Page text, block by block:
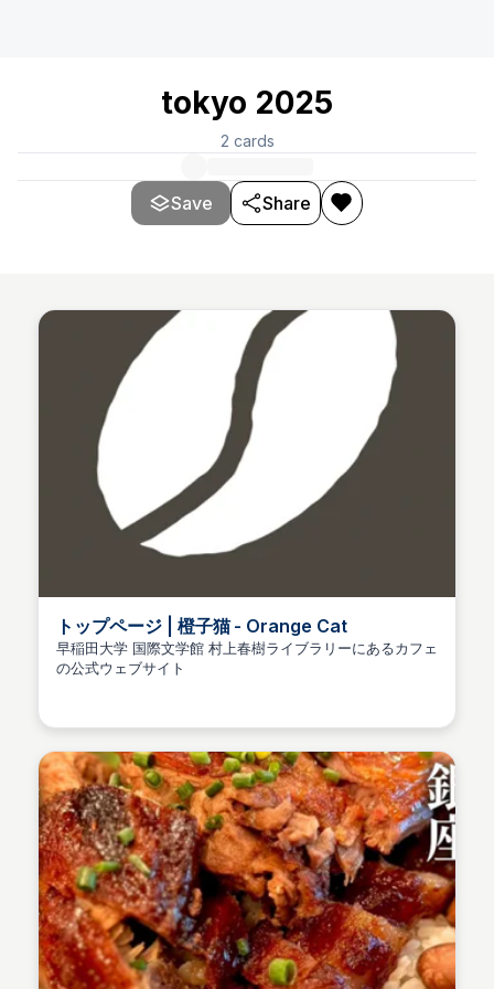
tokyo 2025
2 cards
Save Share
トップページ | 橙子猫 - Orange Cat
早稲田大学 国際文学館 村上春樹ライブラリーにあるカフェ
の公式ウェブサイト